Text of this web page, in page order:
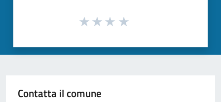
Contatta il comune